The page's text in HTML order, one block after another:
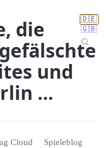
🇩🇪
🇬🇧
die
und
...
Cloud Spieleblog